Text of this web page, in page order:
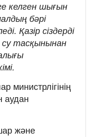
келген шығын
бәрі
Қазір сіздерді
су тасқынынан
министрлігінің
аудан
және